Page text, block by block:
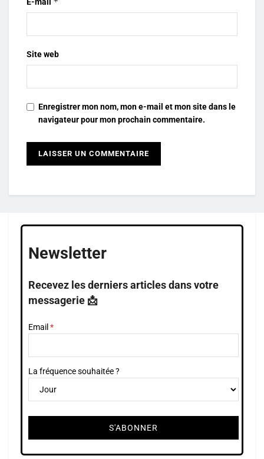
Site web
Enregistrer mon nom, mon e-mail et mon site dans le
navigateur pour mon prochain commentaire.
Newsletter
Recevez les derniers articles dans votre
messagerie 📩
Email
La fréquence souhaitée ?